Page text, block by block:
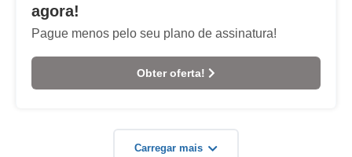
agora!
Pague menos pelo seu plano de assinatura!
Obter oferta!
Carregar mais